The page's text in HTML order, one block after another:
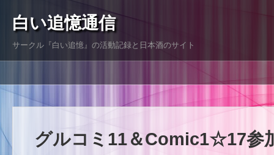
白い追憶通信
サークル『白い追憶』の活動記録と日本酒のサイト
グルコミ11＆Comic1☆17参